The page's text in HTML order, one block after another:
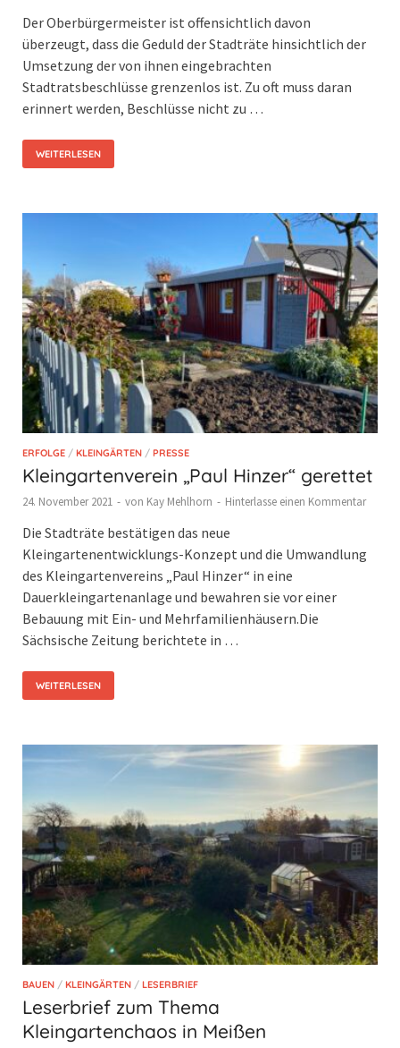
Der Oberbürgermeister ist offensichtlich davon
überzeugt, dass die Geduld der Stadträte hinsichtlich der
Umsetzung der von ihnen eingebrachten
Stadtratsbeschlüsse grenzenlos ist. Zu oft muss daran
erinnert werden, Beschlüsse nicht zu …
WEITERLESEN
ERFOLGE / KLEINGÄRTEN / PRESSE
Kleingartenverein „Paul Hinzer“ gerettet
24. November 2021 - von Kay Mehlhorn - Hinterlasse einen Kommentar
Die Stadträte bestätigen das neue
Kleingartenentwicklungs-Konzept und die Umwandlung
des Kleingartenvereins „Paul Hinzer“ in eine
Dauerkleingartenanlage und bewahren sie vor einer
Bebauung mit Ein- und Mehrfamilienhäusern.Die
Sächsische Zeitung berichtete in …
WEITERLESEN
BAUEN / KLEINGÄRTEN / LESERBRIEF
Leserbrief zum Thema
Kleingartenchaos in Meißen